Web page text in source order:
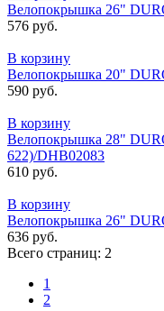
Велопокрышка 26"
576 руб.
В корзину
Велопокрышка 20"
590 руб.
В корзину
Велопокрышка 28"
622)/DHB02083
610 руб.
В корзину
Велопокрышка 26"
636 руб.
Всего страниц: 2
1
2